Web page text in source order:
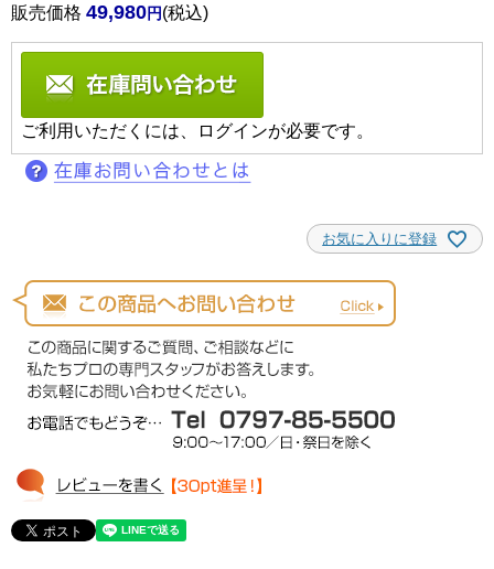
販売価格 49,980 税込
ご利用いただくには、ログインが必要です。
お気に入りに登録